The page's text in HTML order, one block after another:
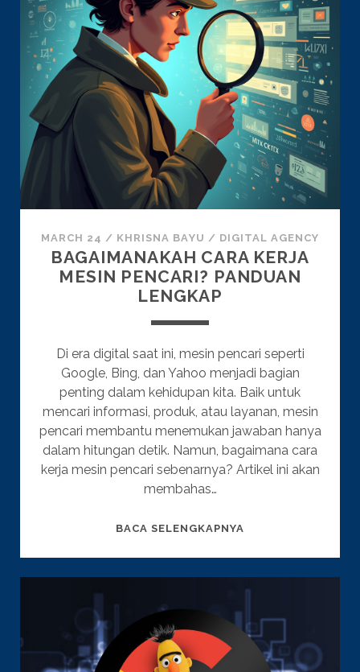
MARCH 24 / KHRISNA BAYU / DIGITAL AGENCY
BAGAIMANAKAH CARA KERJA
MESIN PENCARI? PANDUAN
LENGKAP
Di era digital saat ini, mesin pencari seperti
Google, Bing, dan Yahoo menjadi bagian
penting dalam kehidupan kita. Baik untuk
mencari informasi, produk, atau layanan, mesin
pencari membantu menemukan jawaban hanya
dalam hitungan detik. Namun, bagaimana cara
kerja mesin pencari sebenarnya? Artikel ini akan
membahas…
BACA SELENGKAPNYA
PANDUAN
LENGKAP